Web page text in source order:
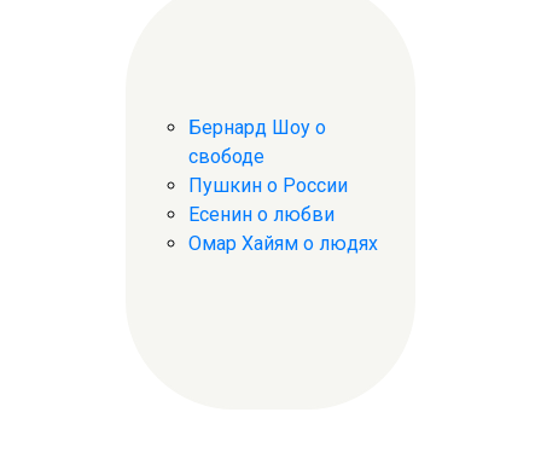
Бернард Шоу о
свободе
Пушкин о России
Есенин о любви
Омар Хайям о людях